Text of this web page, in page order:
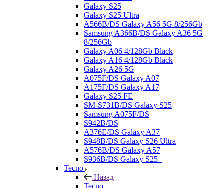
Galaxy S25
Galaxy S25 Ultra
A566B/DS Galaxy A56 5G 8/256Gb
Samsung A366B/DS Galaxy A36 5G
8/256Gb
Galaxy A06 4/128Gb Black
Galaxy A16 4/128Gb Black
Galaxy A26 5G
A075F/DS Galaxy A07
A175F/DS Galaxy A17
Galaxy S25 FE
SM-S731B/DS Galaxy S25
Samsung A075F/DS
S942B/DS
A376E/DS Galaxy A37
S948B/DS Galaxy S26 Ultra
A576B/DS Galaxy A57
S936B/DS Galaxy S25+
Tecno
Назад
Tecno